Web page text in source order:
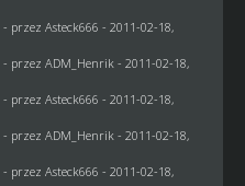
- przez Asteck666 - 2011-02-18,
- przez ADM_Henrik - 2011-02-18,
- przez Asteck666 - 2011-02-18,
- przez ADM_Henrik - 2011-02-18,
- przez Asteck666 - 2011-02-18,